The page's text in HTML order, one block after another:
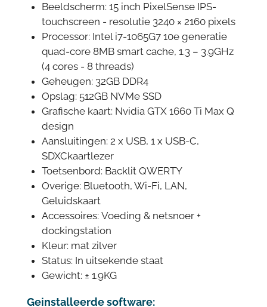
Beeldscherm: 15 inch PixelSense IPS-
touchscreen - resolutie 3240 × 2160 pixels
Processor: Intel i7-1065G7 10e generatie
quad-core 8MB smart cache, 1.3 – 3.9GHz
(4 cores - 8 threads)
Geheugen: 32GB DDR4
Opslag: 512GB NVMe SSD
Grafische kaart: Nvidia GTX 1660 Ti Max Q
design
Aansluitingen: 2 x USB, 1 x USB-C,
SDXCkaartlezer
Toetsenbord: Backlit QWERTY
Overige: Bluetooth, Wi-Fi, LAN,
Geluidskaart
Accessoires: Voeding & netsnoer +
dockingstation
Kleur: mat zilver
Status: In uitsekende staat
Gewicht: ± 1.9KG
Geinstalleerde software: